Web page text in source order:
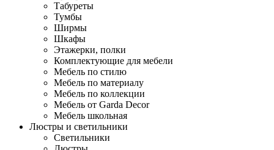
Табуреты
Тумбы
Ширмы
Шкафы
Этажерки, полки
Комплектующие для мебели
Мебель по стилю
Мебель по материалу
Мебель по коллекции
Мебель от Garda Decor
Мебель школьная
Люстры и светильники
Светильники